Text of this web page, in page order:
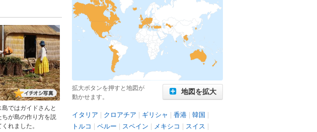
島ではガイドさんと
ちが島の作り方を説
れました。
拡大ボタンを押すと地図が
動かせます。
地図を拡大
イタリア | クロアチア | ギリシャ | 香港 | 韓国 |
トルコ | ペルー | スペイン | メキシコ | スイス |